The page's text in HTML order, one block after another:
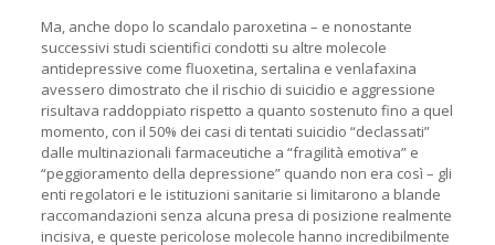
Ma, anche dopo lo scandalo paroxetina – e nonostante
successivi studi scientifici condotti su altre molecole
antidepressive come fluoxetina, sertalina e venlafaxina
avessero dimostrato che il rischio di suicidio e aggressione
risultava raddoppiato rispetto a quanto sostenuto fino a quel
momento, con il 50% dei casi di tentati suicidio “declassati”
dalle multinazionali farmaceutiche a “fragilità emotiva” e
“peggioramento della depressione” quando non era così – gli
enti regolatori e le istituzioni sanitarie si limitarono a blande
raccomandazioni senza alcuna presa di posizione realmente
incisiva, e queste pericolose molecole hanno incredibilmente